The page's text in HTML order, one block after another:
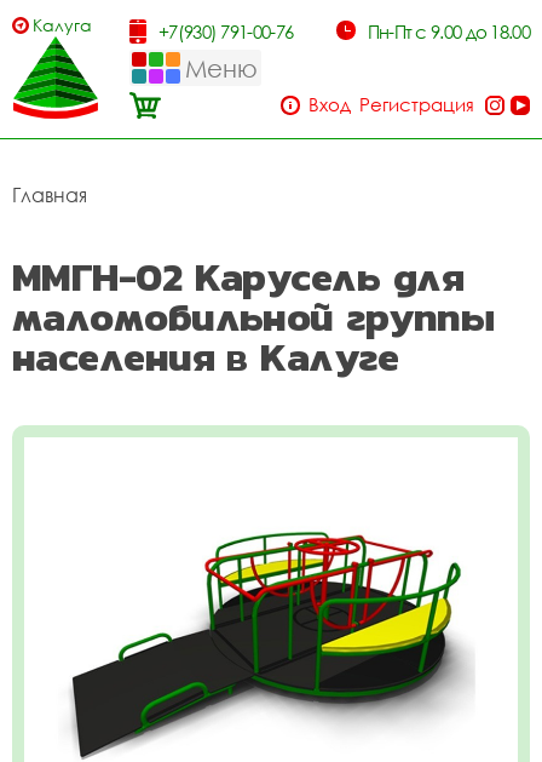
Калуга +7(930) 791-00-76 Пн-Пт с 9.00 до 18.00
Меню
Вход Регистрация
Главная
ММГН-02 Карусель для
маломобильной группы
населения в Калуге